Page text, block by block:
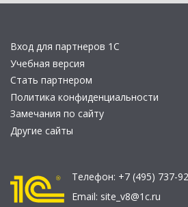
Вход для партнеров 1С
Учебная версия
Стать партнером
Политика конфиденциальности
Замечания по сайту
Другие сайты
Телефон: +7 (495) 737-
Email: site_v8@1c.ru